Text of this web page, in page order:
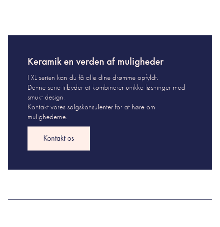
Keramik en verden af muligheder
I XL serien kan du få alle dine drømme opfyldt.
Denne serie tilbyder at kombinerer unikke løsninger med
smukt design.
Kontakt vores salgskonsulenter for at høre om
mulighederne.
Kontakt os
Kontakt os